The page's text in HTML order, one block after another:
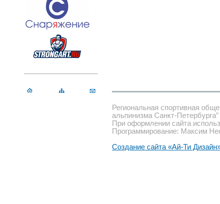
Региональная спортивная
альпинизма Санкт-Петербурга”
При оформлении сайта
Программирование: Максим
Создание сайта «Ай-Ти